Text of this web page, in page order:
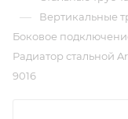
— Вертикальные
Боковое
Радиатор стальной
9016